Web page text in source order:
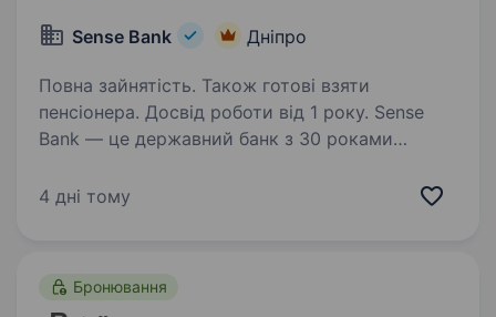
Sense Bank Дніпро
Повна зайнятість. Також готові взяти
пенсіонера. Досвід роботи від 1 року. Sense
Bank — це державний банк з 30 роками
для роботи, а спільнотою з 4000 людей,
4 дні тому
Бронювання